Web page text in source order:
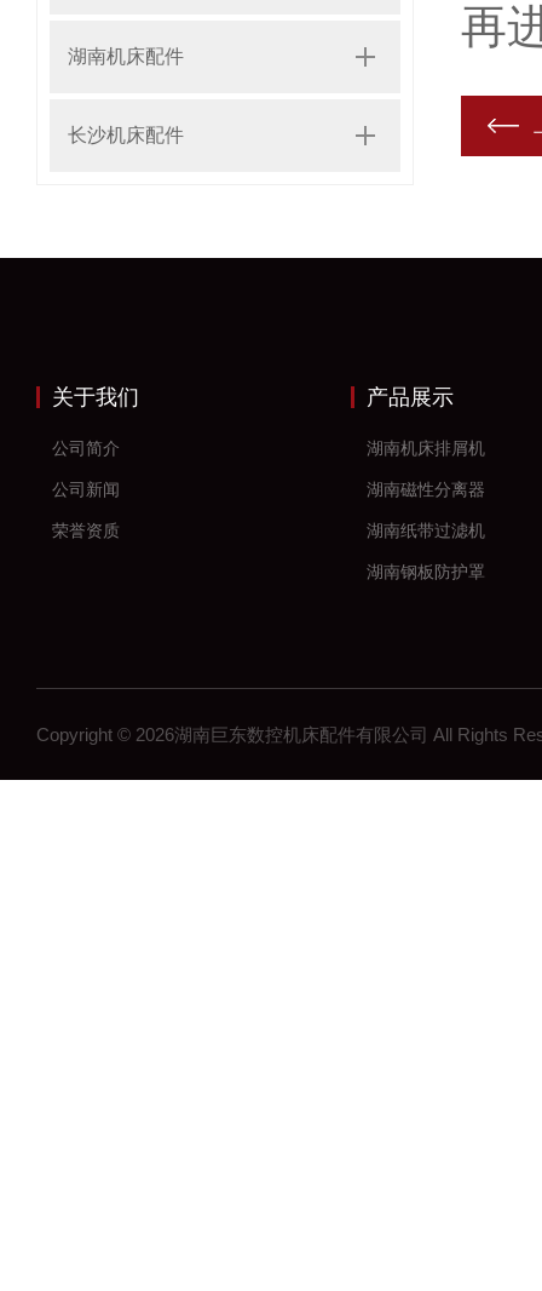
湖南机床配件
长沙机床配件
再
关于我们
公司简介
公司新闻
荣誉资质
产品展示
湖南机床排屑机
湖南磁性分离器
湖南纸带过滤机
湖南钢板防护罩
湖南塑料拖链
湖南钢制拖链
湖南机床工作灯
Copyright © 2026湖南巨东数控机床配件有限公司 All Rights